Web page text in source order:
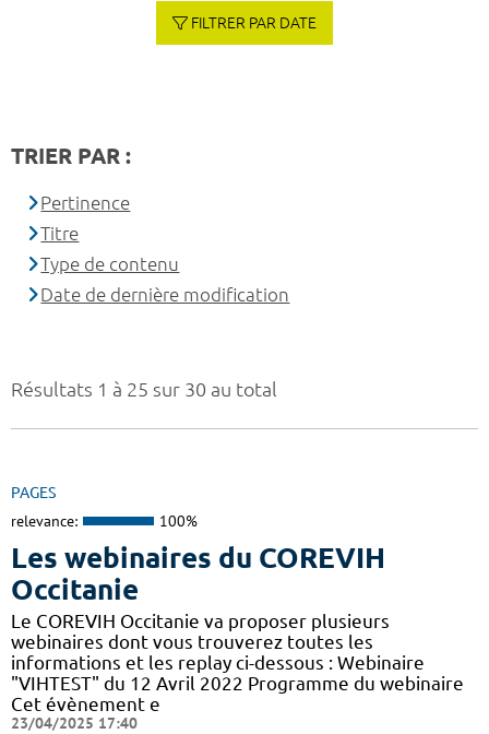
Résultats 1 à 25 sur 30 au total
PAGES
relevance: 100%
Les webinaires du COREVIH
Occitanie
Le COREVIH Occitanie va proposer plusieurs
webinaires dont vous trouverez toutes les
informations et les replay ci-dessous : Webinaire
"VIHTEST" du 12 Avril 2022 Programme du webinaire
Cet évènement e
23/04/2025 17:40
FILTRER PAR DATE
TRIER PAR :
Pertinence
Titre
Type de contenu
Date de dernière modification